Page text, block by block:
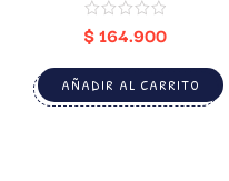
$164.900
AÑADIR AL CARRITO